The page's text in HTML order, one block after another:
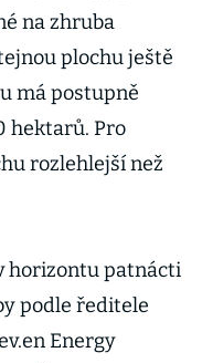
na zhruba
plochu ještě
má postupně
hektarů. Pro
rozlehlejší než
horizontu patnácti
podle ředitele
Energy